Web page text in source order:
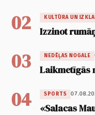
02 KULTŪRA UN
Izzinot
03 NEDĒĻAS NOGALE
Laikmetīgās
04 SPORTS
«Salacas